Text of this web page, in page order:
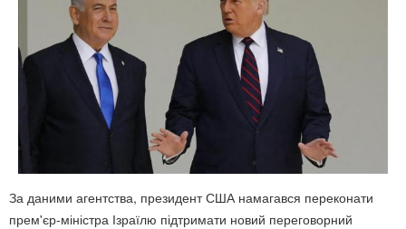
За даними агентства, президент США намагався переконати
прем'єр-міністра Ізраїлю підтримати новий переговорний